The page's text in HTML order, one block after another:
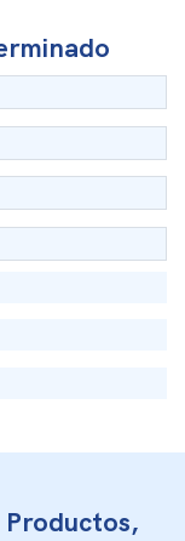
Productos,